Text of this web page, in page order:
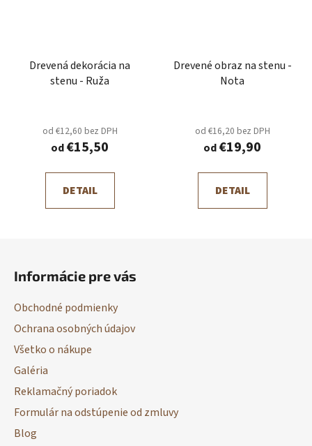
Drevená dekorácia na
stenu - Ruža
od €12,60 bez DPH
od€15,50
DETAIL
Drevené obraz na stenu -
Nota
od €16,20 bez DPH
od€19,90
DETAIL
Informácie pre vás
Obchodné podmienky
Ochrana osobných údajov
Všetko o nákupe
Galéria
Reklamačný poriadok
Formulár na odstúpenie od zmluvy
Blog